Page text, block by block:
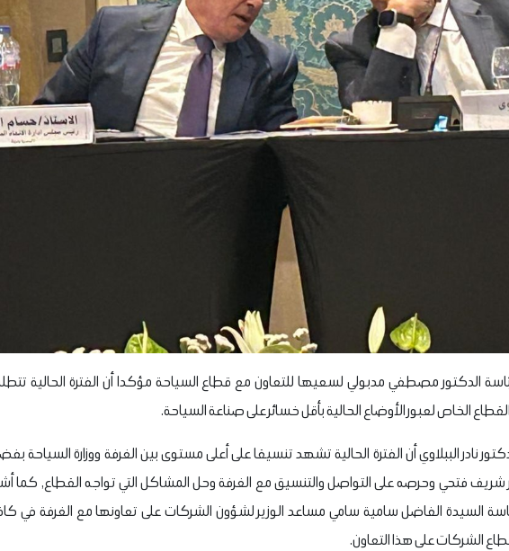
الدكتور مصطفي مدبولي لسعيها للتعاون مع قطاع السياحة مؤكدا أن الفترة الحالية
الخاص لعبور الأوضاع الحالية بأقل خسائر على صناعة السياحة.
نادر الببلاوي أن الفترة الحالية تشهد تنسيقا على أعلى مستوى بين الغرفة ووزارة السياحة
شريف فتحي وحرصه على التواصل والتنسيق مع الغرفة وحل المشاكل التي تواجه القطاع, كما
برئاسة السيدة الفاضل سامية سامي مساعد الوزير لشؤون الشركات على تعاونها مع الغرفة في
الشركات على هذا التعاون.